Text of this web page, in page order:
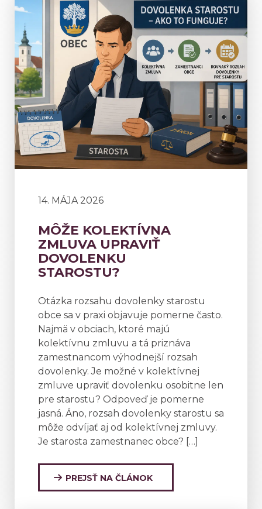
14. MÁJA 2026
MÔŽE KOLEKTÍVNA
ZMLUVA UPRAVIŤ
DOVOLENKU
STAROSTU?
Otázka rozsahu dovolenky starostu
obce sa v praxi objavuje pomerne často.
Najmä v obciach, ktoré majú
kolektívnu zmluvu a tá priznáva
zamestnancom výhodnejší rozsah
dovolenky. Je možné v kolektívnej
zmluve upraviť dovolenku osobitne len
pre starostu? Odpoveď je pomerne
jasná. Áno, rozsah dovolenky starostu sa
môže odvíjať aj od kolektívnej zmluvy.
Je starosta zamestnanec obce? […]
PREJSŤ NA ČLÁNOK